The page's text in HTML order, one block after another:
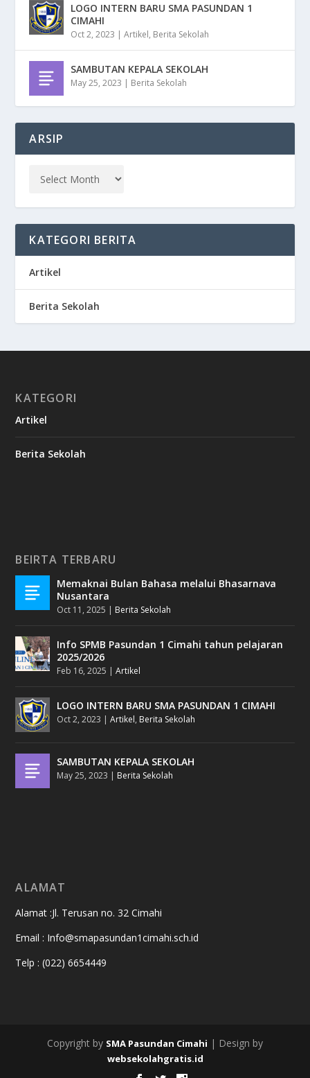
LOGO INTERN BARU SMA PASUNDAN 1
CIMAHI
Oct 2, 2023 |Artikel, Berita Sekolah
SAMBUTAN KEPALA SEKOLAH
May 25, 2023 | Berita Sekolah
ARSIP
KATEGORI BERITA
Artikel
Berita Sekolah
KATEGORI
Artikel
Berita Sekolah
BEIRTA TERBARU
Memaknai Bulan Bahasa melalui Bhasarnava
Nusantara
Oct 11, 2025 | Berita Sekolah
Info SPMB Pasundan 1 Cimahi tahun pelajaran
2025/2026
Feb 16, 2025 |Artikel
LOGO INTERN BARU SMA PASUNDAN 1 CIMAHI
Oct 2, 2023 |Artikel, Berita Sekolah
SAMBUTAN KEPALA SEKOLAH
May 25, 2023 | Berita Sekolah
ALAMAT
Alamat :Jl. Terusan no. 32 Cimahi
Email : Info@smapasundan1cimahi.sch.id
Telp : (022) 6654449
Copyright by SMA Pasundan Cimahi | Design by
websekolahgratis.id